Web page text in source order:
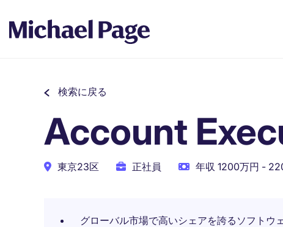
検索に戻る
Account
東京23区 正社員 年収 1200万円 -
グローバル市場で高いシェアを誇るソフトウ